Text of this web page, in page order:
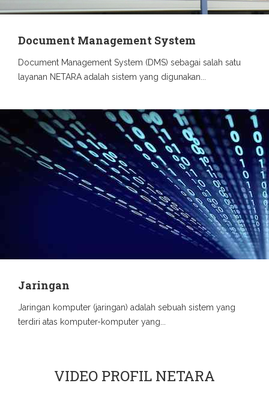
Document Management System
Document Management System (DMS) sebagai salah satu
layanan NETARA adalah sistem yang digunakan...
Jaringan
Jaringan komputer (jaringan) adalah sebuah sistem yang
terdiri atas komputer-komputer yang...
VIDEO PROFIL NETARA